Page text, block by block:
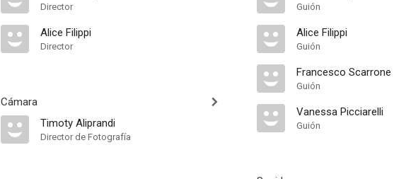
Director
Alice Filippi
Director
Cámara
Timoty Aliprandi
Director de Fotografía
Guión
Alice Filippi
Guión
Francesco Scarrone
Guión
Vanessa Picciarelli
Guión